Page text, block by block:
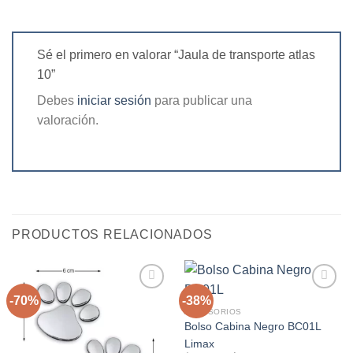
Sé el primero en valorar “Jaula de transporte atlas
10”
Debes iniciar sesión para publicar una
valoración.
PRODUCTOS RELACIONADOS
-70%
lista de
-38%
Agregar
ACCESORIOS
Bolso Cabina Negro BC01L
Limax